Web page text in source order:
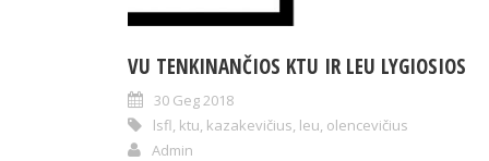
VU TENKINANČIOS KTU IR LEU LYGIOSIOS
30 Geg 2018
lsfl, ktu, kazakevičius, leu, olencevičius
Admin